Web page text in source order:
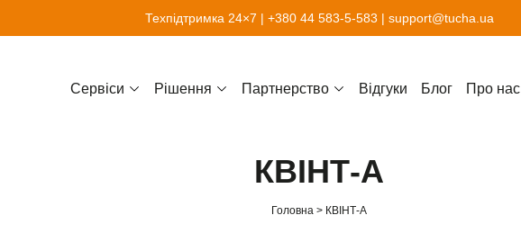
Техпідтримка 24×7 | +380 44 583-5-583 | support@tucha.ua
Cервіси Рішення Партнерство Відгуки Блог Про нас
КВІНТ-А
Головна КВІНТ-А